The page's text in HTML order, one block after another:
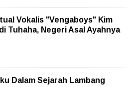
Vokalis "Vengaboys" Kim
Tuhaha, Negeri Asal Ayahnya
Dalam Sejarah Lambang